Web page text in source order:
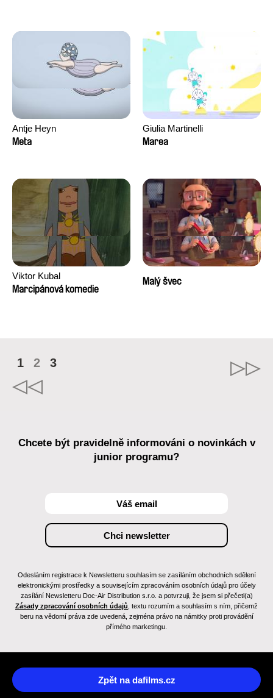
Antje Heyn
Meta
Giulia Martinelli
Marea
Viktor Kubal
Marcipánová komedie
Malý švec
1 2 3
Chcete být pravidelně informováni o novinkách v
junior programu?
Odesláním registrace k Newsletteru souhlasím se zasíláním obchodních sdělení
elektronickými prostředky a souvisejícím zpracováním osobních údajů pro účely
zasílání Newsletteru Doc-Air Distribution s.r.o. a potvrzuji, že jsem si přečetl(a)
Zásady zpracování osobních údajů , textu rozumím a souhlasím s ním, přičemž
beru na vědomí práva zde uvedená, zejména právo na námitky proti provádění
přímého marketingu.
Zpět na dafilms.cz